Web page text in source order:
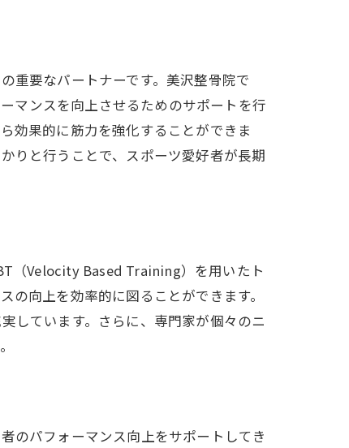
重要なパートナーです。美沢整骨院で
マンスを向上させるためのサポートを行
効果的に筋力を強化することができま
りと行うことで、スポーツ愛好者が長期
（Velocity Based Training）を用いたト
向上を効率的に図ることができます。
しています。さらに、専門家が個々のニ
のパフォーマンス向上をサポートしてき